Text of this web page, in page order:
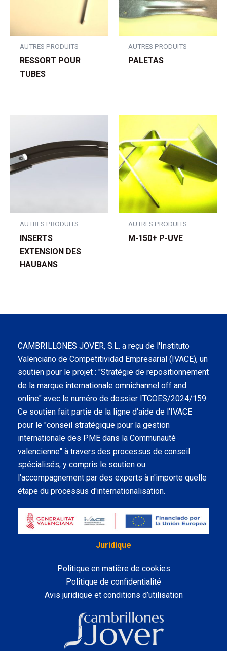
AUTRES PRODUITS
RESSORT POUR
TUBES
AUTRES PRODUITS
PALETAS
AUTRES PRODUITS
INSERTS
EXTENSION DES
HAUBANS
AUTRES PRODUITS
M-150+ P-UVE
CAMBRILLONES JOVER, S.L. a reçu de l'Instituto
Valenciano de Competitividad Empresarial (IVACE), un
soutien pour le projet : "Stratégie de repositionnement
de la marque internationale omnichannel off and
online" avec le numéro de dossier ITCOES/2024/159.
Ce soutien fait partie de la ligne d'aide de l'IVACE
pour le "conseil stratégique pour la gestion
internationale des PME dans la Communauté
valencienne" à travers des processus de conseil
spécialisés, y compris le soutien ou
l'accompagnement par des experts à n'importe quelle
étape du processus d'internationalisation.
Juridique
Politique en matière de cookies
Politique de confidentialité
Avis juridique et conditions d’utilisation